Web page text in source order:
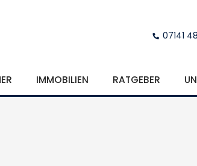
07141
IMMOBILIEN RATGEBER